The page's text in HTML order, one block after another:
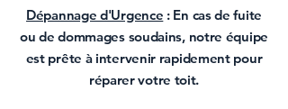
Dépannage d'Urgence : En cas de fuite
ou de dommages soudains, notre équipe
est prête à intervenir rapidement pour
réparer votre toit.